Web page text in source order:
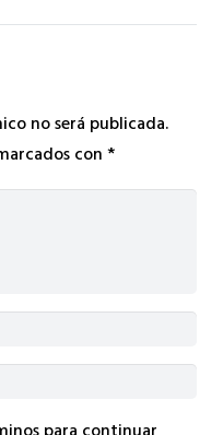
no será publicada.
con*